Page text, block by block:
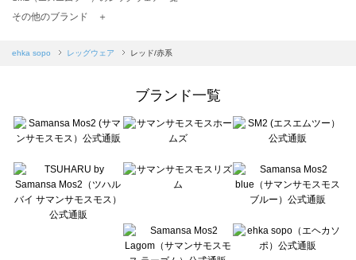
TSUHARU by Samansa Mos2（ツハルバイサマンサモスモス）のレッグウェア一覧
Samansa Mos2 blue（サマンサモスモス ブルー）のレッグウェア一覧
sō4ū（ソウフォーユー）のレッグウェア一覧
Te chichi（テチチ）のレッグウェア一覧
Te chichi CLASSIC（テチチ クラシック）のレッグウェア一覧
Lugnoncure（ルノンキュール）のレッグウェア一覧
BETTY'S BLUE（べティーズブルー）のレッグウェア一覧
Wpc.（ワールドパーティー）のレッグウェア一覧
その他のブランド ＋
ehka sopo レッグウェア レッド/赤系
ブランド一覧